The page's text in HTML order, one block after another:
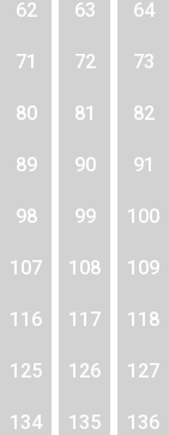
62 63 64
71 72 73
80 81 82
89 90 91
98 99 100
107 108 109
116 117 118
125 126 127
134 135 136